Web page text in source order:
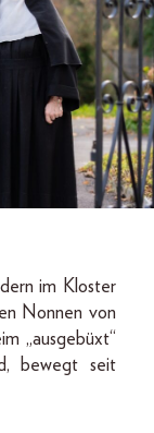
im Kloster
Nonnen von
„ausgebüxt“
bewegt seit